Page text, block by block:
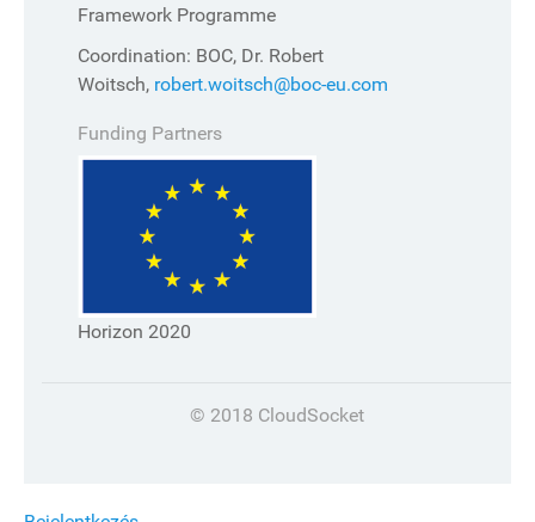
Framework Programme
Coordination: BOC, Dr. Robert
Woitsch, robert.woitsch@boc-eu.com
Funding Partners
Horizon 2020
© 2018 CloudSocket